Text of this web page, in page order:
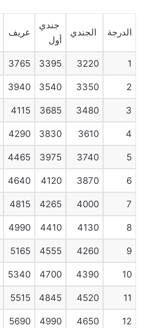
الدرجة الجندي
جندي
أول
عريف
1
3220
3395
3765
2
3350
3540
3940
3
3480
3685
4115
4
3610
3830
4290
5
3740
3975
4465
6
3870
4120
4640
7
4000
4265
4815
8
4130
4410
4990
9
4260
4555
5165
10
4390
4700
5340
11
4520
4845
5515
12
4650
4990
5690